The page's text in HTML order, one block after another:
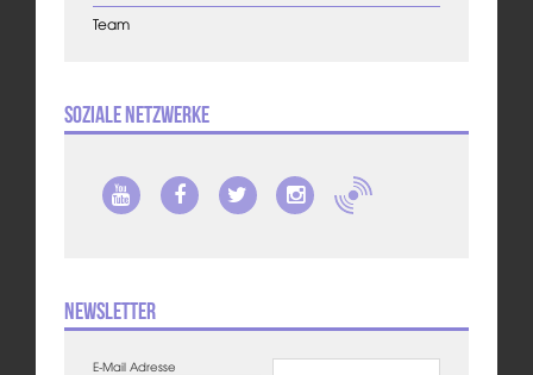
Team
Soziale Netzwerke
Newsletter
E-Mail Adresse